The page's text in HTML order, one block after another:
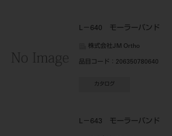
L－640 モーラーバンド
株式会社JM Ortho
品目コード ：206350780640
カタログ
L－643 モーラーバンド